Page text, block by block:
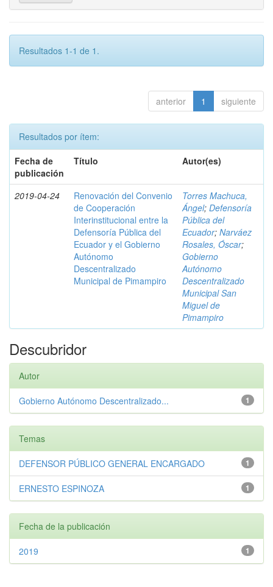
Resultados 1-1 de 1.
anterior 1 siguiente
Resultados por ítem:
Fecha de
publicación
Título Autor(es)
2019-04-24
Renovación del Convenio
de Cooperación
Interinstitucional entre la
Defensoría Pública del
Ecuador y el Gobierno
Autónomo
Descentralizado
Municipal de Pimampiro
Torres Machuca,
Ángel; Defensoría
Pública del
Ecuador; Narváez
Rosales, Óscar;
Gobierno
Autónomo
Descentralizado
Municipal San
Miguel de
Pimampiro
Descubridor
Autor
1
Gobierno Autónomo Descentralizado...
Temas
1
DEFENSOR PÚBLICO GENERAL ENCARGADO
1
ERNESTO ESPINOZA
Fecha de la publicación
1
2019